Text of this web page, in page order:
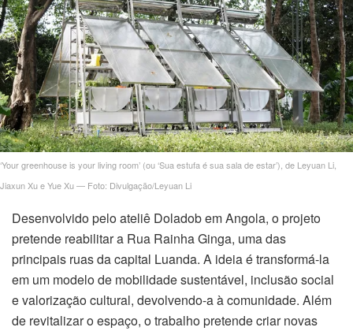
‘Your greenhouse is your living room’ (ou ‘Sua estufa é sua sala de estar’), de Leyuan Li,
Jiaxun Xu e Yue Xu — Foto: Divulgação/Leyuan Li
Desenvolvido pelo ateliê Doladob em Angola, o projeto
pretende reabilitar a Rua Rainha Ginga, uma das
principais ruas da capital Luanda. A ideia é transformá-la
em um modelo de mobilidade sustentável, inclusão social
e valorização cultural, devolvendo-a à comunidade. Além
de revitalizar o espaço, o trabalho pretende criar novas